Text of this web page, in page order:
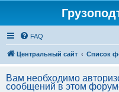
FAQ
Центральный сайт Список
Вам необходимо
сообщений в этом